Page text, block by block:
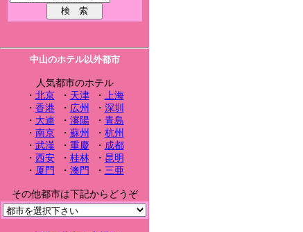
中山のホテル以外都市
人気都市のホテル
・ 北京・ 天津・ 上海
・ 香港・ 広州 ・ 深圳
・ 大連 ・ 瀋陽・ 青島
・ 南京・ 蘇州 ・ 杭州
・ 武漢 ・ 重慶 ・ 成都
・ 西安・ 桂林・ 昆明
・ 厦門 ・ 澳門 ・ 三亜
その他都市は下記からどうぞ